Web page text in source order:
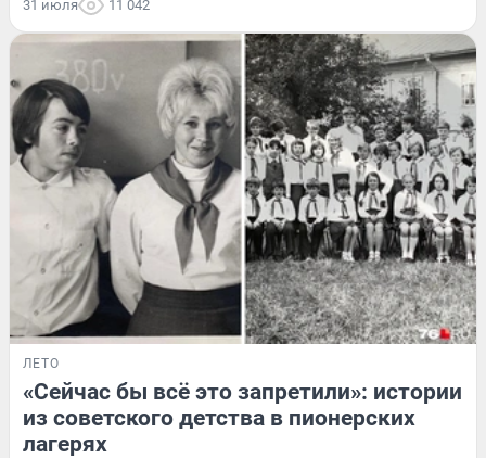
31 июля 11 042
ЛЕТО
«Сейчас бы всё это запретили»: истории
из советского детства в пионерских
лагерях